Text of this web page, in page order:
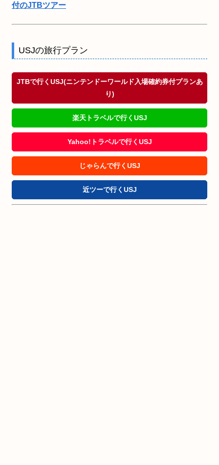
付のJTBツアー
USJの旅行プラン
JTBで行くUSJ(ニンテンドーワールド入場確約券付プランあ
り)
楽天トラベルで行くUSJ
Yahoo!トラベルで行くUSJ
じゃらんで行くUSJ
近ツーで行くUSJ